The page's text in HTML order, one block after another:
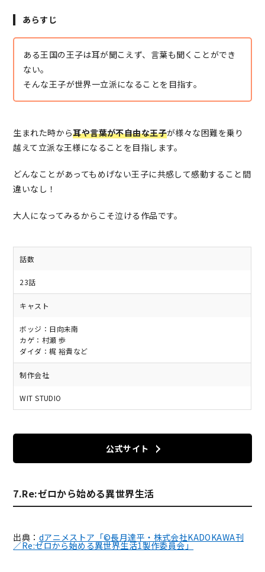
あらすじ
ある王国の王子は耳が聞こえず、言葉も聞くことができ
ない。
そんな王子が世界一立派になることを目指す。
生まれた時から耳や言葉が不自由な王子が様々な困難を乗り
越えて立派な王様になることを目指します。
どんなことがあってもめげない王子に共感して感動すること間
違いなし！
大人になってみるからこそ泣ける作品です。
話数
23話
キャスト
ボッジ：日向未南
カゲ：村瀬 歩
ダイダ：梶 裕貴など
制作会社
WIT STUDIO
公式サイト
7.Re:ゼロから始める異世界生活
出典： dアニメストア「©長月達平・株式会社KADOKAWA刊
／Re:ゼロから始める異世界生活1製作委員会」